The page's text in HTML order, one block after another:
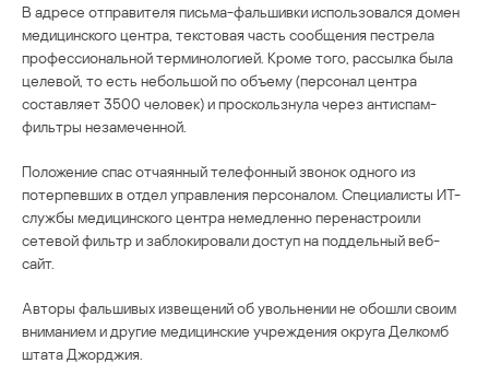
В адресе отправителя письма-фальшивки использовался домен
медицинского центра, текстовая часть сообщения пестрела
профессиональной терминологией. Кроме того, рассылка была
целевой, то есть небольшой по объему (персонал центра
составляет 3500 человек) и проскользнула через антиспам-
фильтры незамеченной.
Положение спас отчаянный телефонный звонок одного из
потерпевших в отдел управления персоналом. Специалисты ИТ-
службы медицинского центра немедленно перенастроили
сетевой фильтр и заблокировали доступ на поддельный веб-
сайт.
Авторы фальшивых извещений об увольнении не обошли своим
вниманием и другие медицинские учреждения округа Делкомб
штата Джорджия.